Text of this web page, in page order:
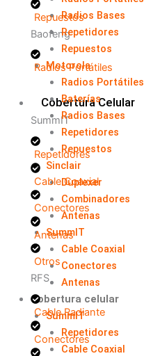
Repuestos
Baofeng
Radios Portátiles
Cobertura Celular
SummIT
Repetidores
Cable Coaxial
Conectores
Antenas
Otros
RFS
Cable Radiante
Conectores
Radios Bases
Repetidores
Repuestos
Motorola
Radios Portátiles
Baterías
Radios Bases
Repetidores
Repuestos
Sinclair
Duplexer
Combinadores
Antenas
SummIT
Cable Coaxial
Conectores
Antenas
Cobertura celular
SummIT
Repetidores
Cable Coaxial